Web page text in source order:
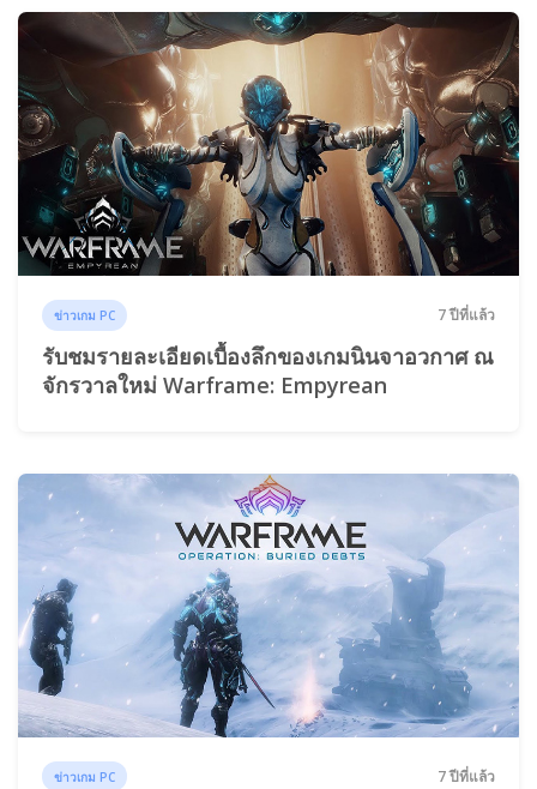
ข่าวเกม PC 7 ปีที่แล้ว
รับชมรายละเอียดเบื้องลึกของเกมนินจาอวกาศ ณ
จักรวาลใหม่ Warframe: Empyrean
ข่าวเกม PC 7 ปีที่แล้ว